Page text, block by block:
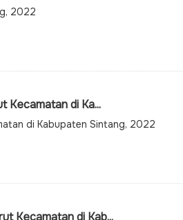
2022
Kecamatan di Ka...
di Kabupaten Sintang, 2022
Kecamatan di Kab...